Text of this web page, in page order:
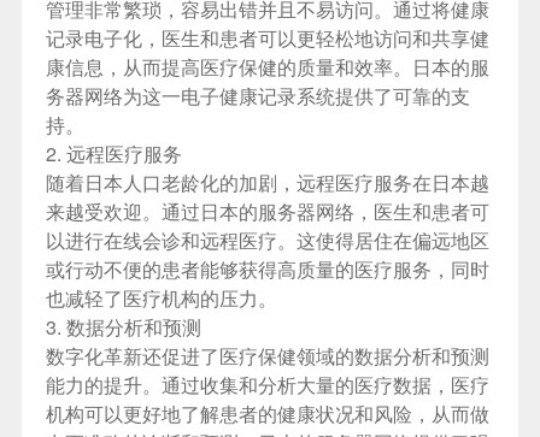
管理非常繁琐，容易出错并且不易访问。通过将健康
记录电子化，医生和患者可以更轻松地访问和共享健
康信息，从而提高医疗保健的质量和效率。日本的服
务器网络为这一电子健康记录系统提供了可靠的支
持。
2. 远程医疗服务
随着日本人口老龄化的加剧，远程医疗服务在日本越
来越受欢迎。通过日本的服务器网络，医生和患者可
以进行在线会诊和远程医疗。这使得居住在偏远地区
或行动不便的患者能够获得高质量的医疗服务，同时
也减轻了医疗机构的压力。
3. 数据分析和预测
数字化革新还促进了医疗保健领域的数据分析和预测
能力的提升。通过收集和分析大量的医疗数据，医疗
机构可以更好地了解患者的健康状况和风险，从而做